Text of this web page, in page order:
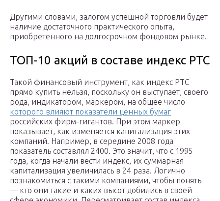
Другими словами, залогом успешной торговли будет
наличие достаточного практического опыта,
приобретенного на долгосрочном фондовом рынке.
ТОП-10 акций в составе индекс РТС
Такой финансовый инструмент, как индекс РТС
прямо купить нельзя, поскольку он выступает, своего
рода, индикатором, маркером, на общее число
которого влияют показатели ценных бумаг
российских фирм-гигантов. При этом маркер
показывает, как изменяется капитализация этих
компаний. Например, в середине 2008 года
показатель составлял 2400. Это значит, что с 1995
года, когда начали вести индекс, их суммарная
капитализация увеличилась в 24 раза. Логично
познакомиться с такими компаниями, чтобы понять
— кто они такие и каких высот добились в своей